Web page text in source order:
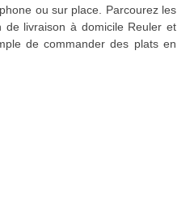
ou sur place. Parcourez les
de livraison à domicile Reuler et
de commander des plats en